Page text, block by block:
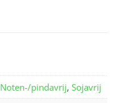
Noten-/pindavrij,Sojavrij